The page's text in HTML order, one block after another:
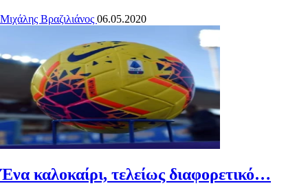
Μιχάλης Βραζιλιάνος 06.05.2020
Ένα καλοκαίρι, τελείως διαφορετικό…